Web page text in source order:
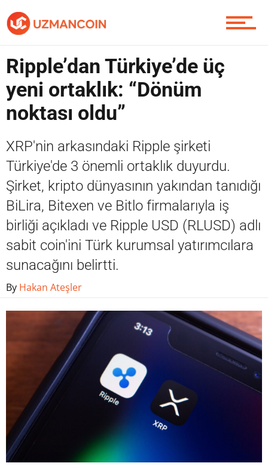
Soru Sor
Ripple’dan Türkiye’de üç
yeni ortaklık: “Dönüm
noktası oldu”
XRP'nin arkasındaki Ripple şirketi
Türkiye'de 3 önemli ortaklık duyurdu.
Şirket, kripto dünyasının yakından tanıdığı
BiLira, Bitexen ve Bitlo firmalarıyla iş
birliği açıkladı ve Ripple USD (RLUSD) adlı
sabit coin'ini Türk kurumsal yatırımcılara
sunacağını belirtti.
By Hakan Ateşler